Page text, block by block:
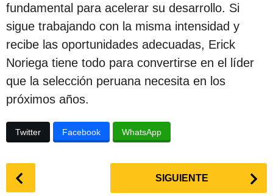
fundamental para acelerar su desarrollo. Si
sigue trabajando con la misma intensidad y
recibe las oportunidades adecuadas, Erick
Noriega tiene todo para convertirse en el líder
que la selección peruana necesita en los
próximos años.
Twitter Facebook WhatsApp
o
SIGUIENTE